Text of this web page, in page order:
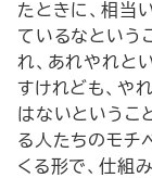
たときに、相当
ているなという
れ、あれやれと
すけれども、や
はないというこ
る人たちのモチ
くる形で、仕組